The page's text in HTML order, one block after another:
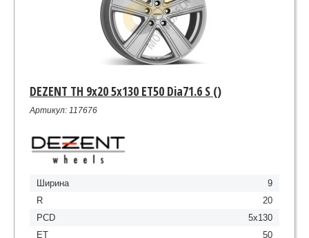
DEZENT TH 9x20 5x130 ET50 Dia71.6 S ()
Артикул: 117676
Ширина
9
R
20
PCD
5x130
ET
50